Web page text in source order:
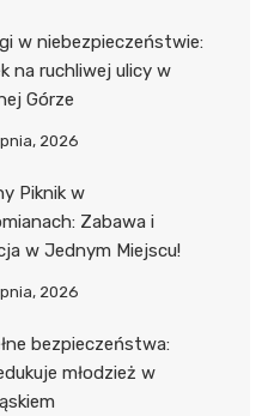
w niebezpieczeństwie:
na ruchliwej ulicy w
Górze
2026
Piknik w
Zabawa i
w Jednym Miejscu!
2026
bezpieczeństwa:
młodzież w